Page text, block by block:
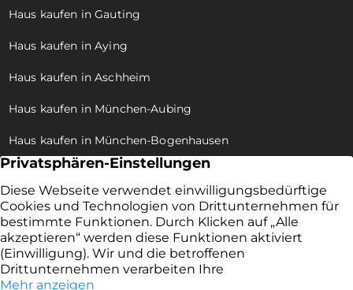
Haus kaufen in Gauting
Haus kaufen in Aying
Haus kaufen in Aschheim
Haus kaufen in München-Aubing
Haus kaufen in München-Bogenhausen
Haus kaufen in München-Allach
Haus kaufen in München-Trudering
Haus kaufen in München-Pasing
Haus kaufen in München-Moosach